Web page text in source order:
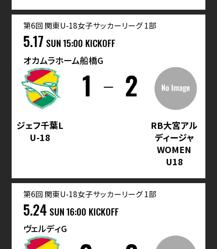
第6回 関東U-18女子サッカーリーグ 1部
5.17 SUN15:00 KICKOFF
オカムラホーム船橋G
ジェフ千葉L
U-18
1 2
RB大宮アル
ディージャ
WOMEN
U18
第6回 関東U-18女子サッカーリーグ 1部
5.24 SUN16:00 KICKOFF
ヴェルディG